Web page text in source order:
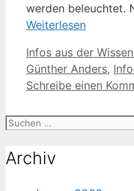
werden beleuchtet.
Weiterlesen
Kategorien
Infos aus der
Günther Anders,
Schreibe einen
Suche
Archiv